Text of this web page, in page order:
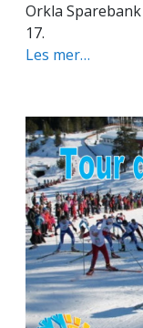
Orkla
17.
Les mer…